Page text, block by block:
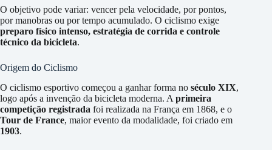
O objetivo pode variar: vencer pela velocidade, por pontos,
por manobras ou por tempo acumulado. O ciclismo exige
preparo físico intenso, estratégia de corrida e controle
técnico da bicicleta.
Origem do Ciclismo
O ciclismo esportivo começou a ganhar forma no século XIX,
logo após a invenção da bicicleta moderna. A primeira
competição registrada foi realizada na França em 1868, e o
Tour de France, maior evento da modalidade, foi criado em
1903.